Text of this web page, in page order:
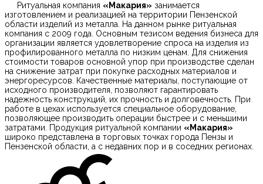
Ритуальная компания «Макария» занимается
изготовлением и реализацией на территории Пензенской
области изделий из металла. На данном рынке ритуальная
компания с 2009 года. Основным тезисом ведения бизнеса для
организации является удовлетворение спроса на изделия из
профилированного металла по низким ценам. Для снижения
стоимости товаров основной упор при производстве сделан
на снижение затрат при покупке расходных материалов и
энергоресурсов. Качественные материалы, поступающие от
исходного производителя, позволяют гарантировать
надежность конструкций, их прочность и долговечность. При
работе в цехах используется специальное оборудование,
позволяющее производить операции быстрее и с меньшими
затратами. Продукция ритуальной компании «Макария»
широко представлена в торговых точках города Пензы и
Пензенской области, а с недавних пор и в соседних регионах.